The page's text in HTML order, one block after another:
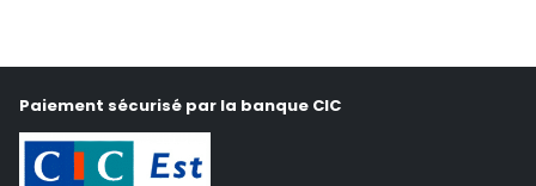
Paiement sécurisé par la banque CIC